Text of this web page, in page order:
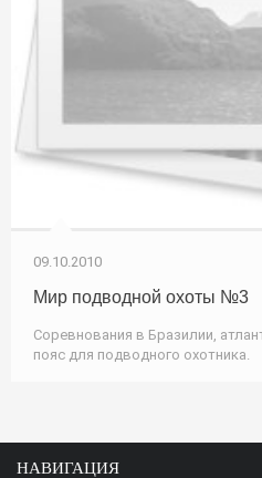
09.10.2010
Мир подводной охоты №3
Соревнования в Бразилии,
пояс для подводного охотника.
НАВИГАЦИЯ